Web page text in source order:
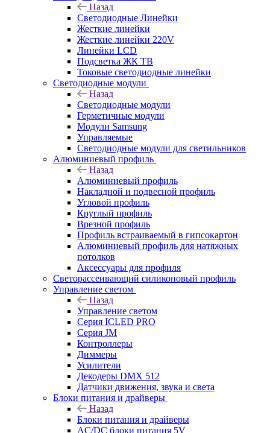
Назад
Светодиодные Линейки
Жесткие линейки
Жесткие линейки 220V
Линейки LCD
Подсветка ЖК ТВ
Токовые светодиодные линейки
Светодиодные модули
Назад
Светодиодные модули
Герметичные модули
Модули Samsung
Управляемые
Светодиодные модули для светильников
Алюминиевый профиль
Назад
Алюминиевый профиль
Накладной и подвесной профиль
Угловой профиль
Круглый профиль
Врезной профиль
Профиль встраиваемый в гипсокартон
Алюминиевый профиль для натяжных
потолков
Аксессуары для профиля
Светорассеивающий силиконовый профиль
Управление светом
Назад
Управление светом
Серия ICLED PRO
Серия JM
Контроллеры
Диммеры
Усилители
Декодеры DMX 512
Датчики движения, звука и света
Блоки питания и драйверы
Назад
Блоки питания и драйверы
AC/DC блоки питания 5V